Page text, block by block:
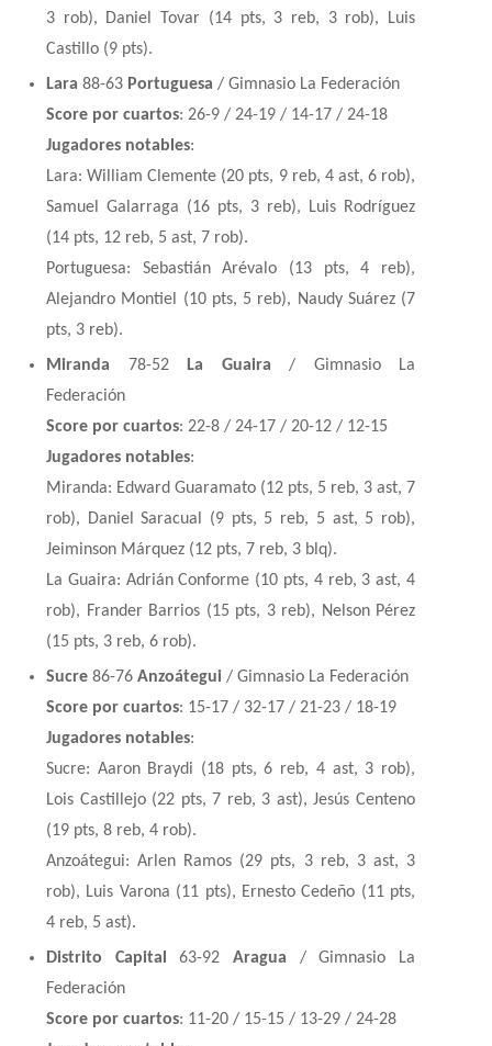
3 rob), Daniel Tovar (14 pts, 3 reb, 3 rob), Luis
Castillo (9 pts).
Lara 88-63 Portuguesa / Gimnasio La Federación
Score por cuartos: 26-9 / 24-19 / 14-17 / 24-18
Jugadores notables:
Lara: William Clemente (20 pts, 9 reb, 4 ast, 6 rob),
Samuel Galarraga (16 pts, 3 reb), Luis Rodríguez
(14 pts, 12 reb, 5 ast, 7 rob).
Portuguesa: Sebastián Arévalo (13 pts, 4 reb),
Alejandro Montiel (10 pts, 5 reb), Naudy Suárez (7
pts, 3 reb).
Miranda
78-52 La Guaira / Gimnasio La
Federación
Score por cuartos: 22-8 / 24-17 / 20-12 / 12-15
Jugadores notables:
Miranda: Edward Guaramato (12 pts, 5 reb, 3 ast, 7
rob), Daniel Saracual (9 pts, 5 reb, 5 ast, 5 rob),
Jeiminson Márquez (12 pts, 7 reb, 3 blq).
La Guaira: Adrián Conforme (10 pts, 4 reb, 3 ast, 4
rob), Frander Barrios (15 pts, 3 reb), Nelson Pérez
(15 pts, 3 reb, 6 rob).
Sucre 86-76 Anzoátegui / Gimnasio La Federación
Score por cuartos: 15-17 / 32-17 / 21-23 / 18-19
Jugadores notables:
Sucre: Aaron Braydi (18 pts, 6 reb, 4 ast, 3 rob),
Lois Castillejo (22 pts, 7 reb, 3 ast), Jesús Centeno
(19 pts, 8 reb, 4 rob).
Anzoátegui: Arlen Ramos (29 pts, 3 reb, 3 ast, 3
rob), Luis Varona (11 pts), Ernesto Cedeño (11 pts,
4 reb, 5 ast).
Distrito Capital63-92Aragua / Gimnasio La
Federación
Score por cuartos: 11-20 / 15-15 / 13-29 / 24-28